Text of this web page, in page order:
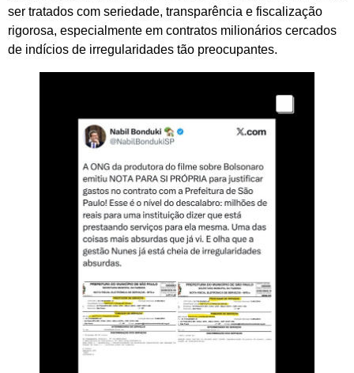
ser tratados com seriedade, transparência e fiscalização
rigorosa, especialmente em contratos milionários cercados
de indícios de irregularidades tão preocupantes.